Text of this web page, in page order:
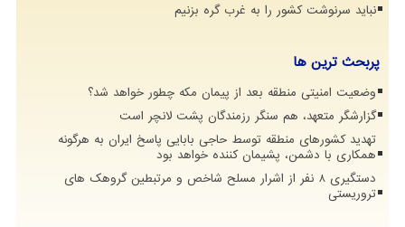
نباید سرنوشت کشور را به غرب گره بزنیم
پربحث ترین ها
وضعیت امنیتی منطقه بعد از پیمان مکه چطور خواهد شد؟
گزارشگر متعهد، هم سنگر رزمندگان پشت لانچر است
تهدید کشورهای منطقه توسط حاجی بابایی پاسخ ایران به هرگونه
همکاری با دشمن، پشیمان کننده خواهد بود
دستگیری 8 نفر از اشرار مسلح شاخص و مرتبطین گروهک های
تروریستی